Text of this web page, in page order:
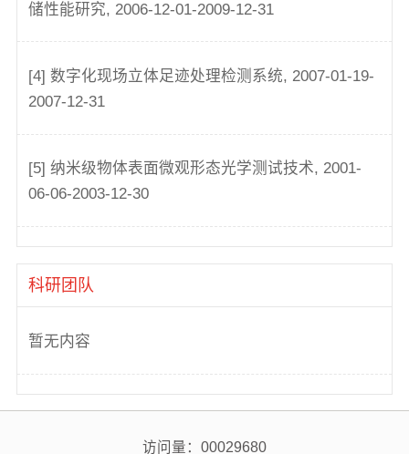
储性能研究, 2006-12-01-2009-12-31
[4] 数字化现场立体足迹处理检测系统, 2007-01-19-
2007-12-31
[5] 纳米级物体表面微观形态光学测试技术, 2001-
06-06-2003-12-30
科研团队
暂无内容
访问量： 00029680